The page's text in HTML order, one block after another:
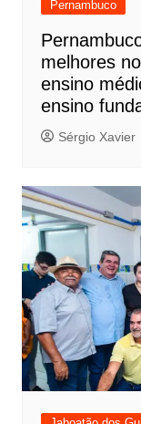
Pernambuco
melhores
ensino
ensino
Sérgio Xavier